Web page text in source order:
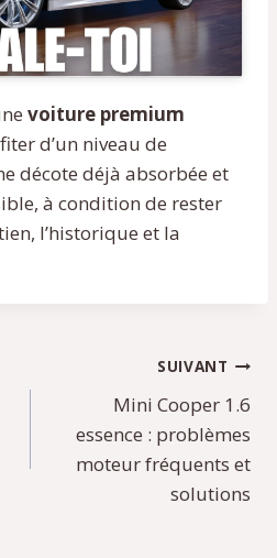
voiture premium
d’un niveau de
décote déjà absorbée et
à condition de rester
l’historique et la
SUIVANT
Mini Cooper 1.6
essence : problèmes
moteur fréquents et
solutions